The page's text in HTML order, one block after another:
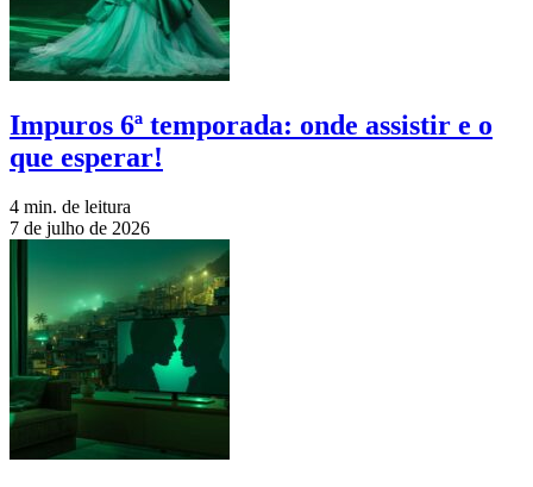
Impuros 6ª temporada: onde assistir e o
que esperar!
4 min. de leitura
7 de julho de 2026